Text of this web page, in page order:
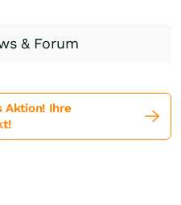
& Forum
Aktion! Ihre